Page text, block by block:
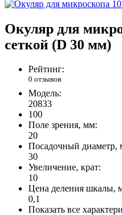
Окуляр для
сеткой (D 30 мм)
Рейтинг:
0 отзывов
Модель:
20833
100
Поле зрения, мм:
20
Посадочный диаметр,
30
Увеличение, крат:
10
Цена деления шкалы,
0,1
Показать все